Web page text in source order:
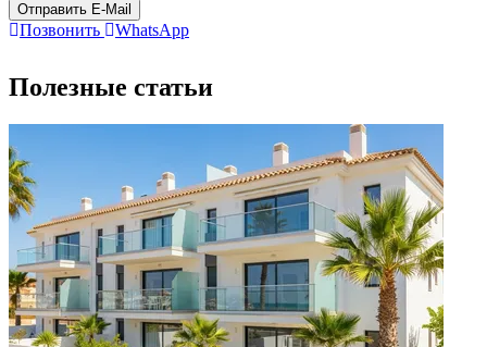
Отправить E-Mail
Позвонить WhatsApp
Полезные статьи